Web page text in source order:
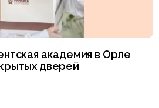
академия в Орле
дверей